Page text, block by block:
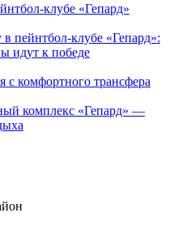
клубе «Гепард»
пейнтбол-клубе «Гепард»:
идут к победе
с комфортного трансфера
комплекс «Гепард» —